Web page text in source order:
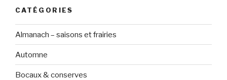
CATÉGORIES
Almanach – saisons et frairies
Automne
Bocaux & conserves